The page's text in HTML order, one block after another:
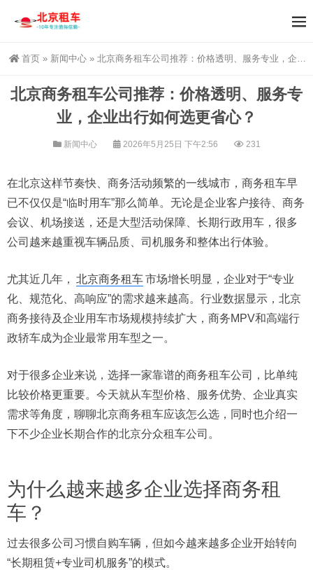
首页 » 新闻中心 » 北京商务租车公司推荐：价格透明、服务专业，企业出行如何选更省心？
北京商务租车公司推荐：价格透明、服务专
业，企业出行如何选更省心？
新闻中心 2026年5月25日 下午2:56 231
在北京这样节奏快、商务活动频繁的一线城市，商务租车早
已不仅仅是“临时用车”那么简单。无论是企业客户接待、商务
会议、机场接送，还是大型活动保障、长期行政用车，很多
公司越来越重视车辆品质、司机服务和整体出行体验。
尤其近几年， 北京商务租车市场增长明显，企业对于“专业
化、规范化、高响应”的需求越来越高。行业数据显示，北京
商务接待及企业用车市场规模持续扩大，商务MPV和高端行
政轿车成为企业最常用车型之一。
对于很多企业来说，选择一家靠谱的商务租车公司，比单纯
比较价格更重要。今天就从车型价格、服务优势、企业真实
需求等角度，聊聊北京商务租车应该怎么选，同时也介绍一
下不少企业长期合作的北京分众租车公司。
为什么越来越多企业选择商务租
车？
过去很多公司习惯自购车辆，但如今越来越多企业开始转向
“长期租赁+专业司机服务”的模式。